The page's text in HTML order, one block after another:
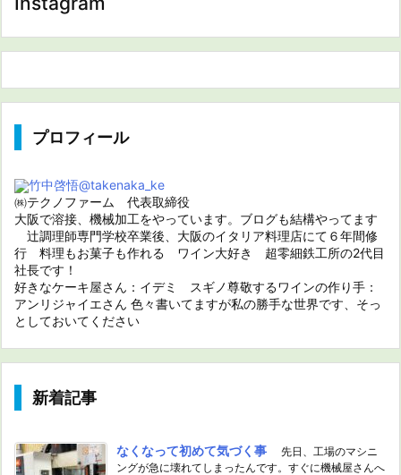
プロフィール
竹中啓悟@takenaka_ke
㈱テクノファーム 代表取締役
大阪で溶接、機械加工をやっています。ブログも結構やってます
辻調理師専門学校卒業後、大阪のイタリア料理店にて６年間修
行 料理もお菓子も作れる ワイン大好き 超零細鉄工所の2代目
社長です！
好きなケーキ屋さん：イデミ スギノ尊敬するワインの作り手：
アンリジャイエさん 色々書いてますが私の勝手な世界です、そっ
としておいてください
新着記事
なくなって初めて気づく事
先日、工場のマシニ
ングが急に壊れてしまったんです。すぐに機械屋さんへ